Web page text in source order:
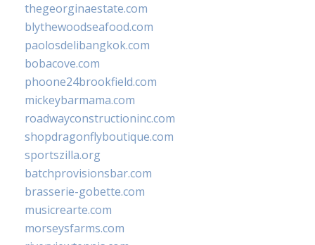
thegeorginaestate.com
blythewoodseafood.com
paolosdelibangkok.com
bobacove.com
phoone24brookfield.com
mickeybarmama.com
roadwayconstructioninc.com
shopdragonflyboutique.com
sportszilla.org
batchprovisionsbar.com
brasserie-gobette.com
musicrearte.com
morseysfarms.com